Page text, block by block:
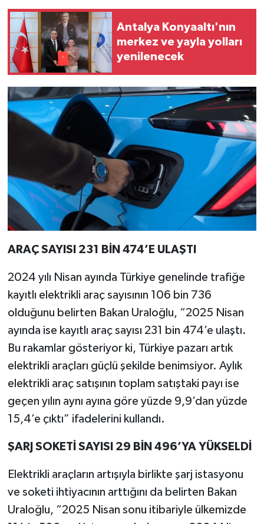
Antalya Konyaaltı'nın
merkez ve yayla yolları
yenilenecek
ARAÇ SAYISI 231 BİN 474’E ULAŞTI
2024 yılı Nisan ayında Türkiye genelinde trafiğe
kayıtlı elektrikli araç sayısının 106 bin 736
olduğunu belirten Bakan Uraloğlu, “2025 Nisan
ayında ise kayıtlı araç sayısı 231 bin 474’e ulaştı.
Bu rakamlar gösteriyor ki, Türkiye pazarı artık
elektrikli araçları güçlü şekilde benimsiyor. Aylık
elektrikli araç satışının toplam satıştaki payı ise
geçen yılın aynı ayına göre yüzde 9,9’dan yüzde
15,4’e çıktı” ifadelerini kullandı.
ŞARJ SOKETİ SAYISI 29 BİN 496’YA YÜKSELDİ
Elektrikli araçların artışıyla birlikte şarj istasyonu
ve soketi ihtiyacının arttığını da belirten Bakan
Uraloğlu, “2025 Nisan sonu itibariyle ülkemizde